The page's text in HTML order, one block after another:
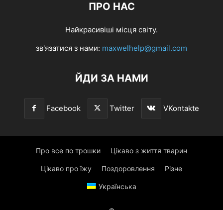
ПРО НАС
Найкрасивіші місця світу.
зв'язатися з нами: maxwelhelp@gmail.com
ЙДИ ЗА НАМИ
Facebook Twitter VKontakte
Про все по трошки Цікаво з життя тварин
Цікаво про їжу Поздоровлення Різне
Українська